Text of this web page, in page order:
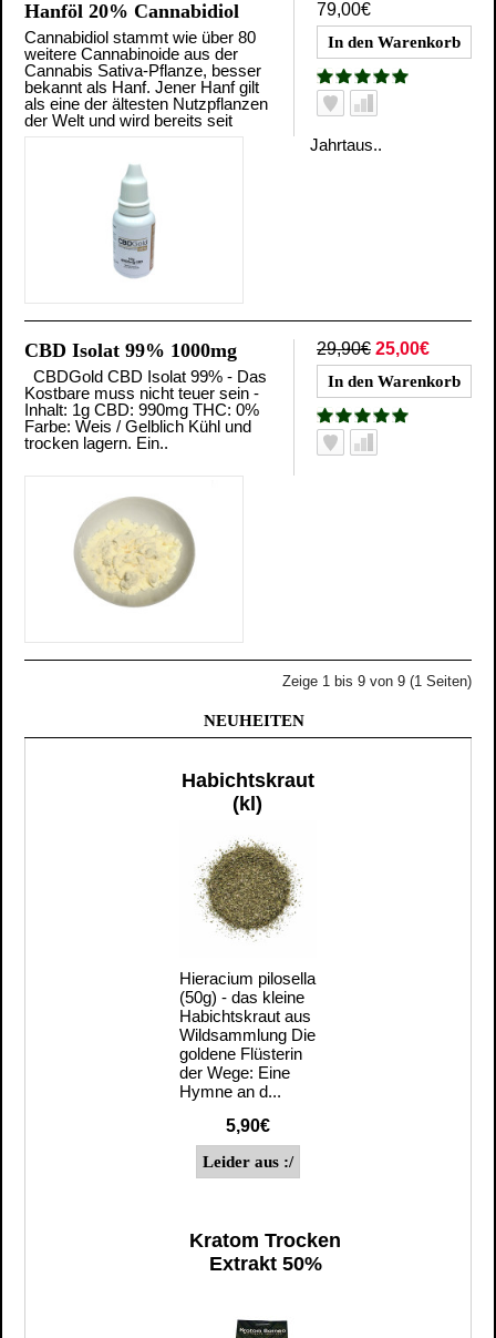
79,00€
Hanföl 20% Cannabidiol
Cannabidiol stammt wie über 80
weitere Cannabinoide aus der
Cannabis Sativa-Pflanze, besser
bekannt als Hanf. Jener Hanf gilt
als eine der ältesten Nutzpflanzen
der Welt und wird bereits seit
Jahrtaus..
29,90€ 25,00€
CBD Isolat 99% 1000mg
CBDGold CBD Isolat 99% - Das
Kostbare muss nicht teuer sein -
Inhalt: 1g CBD: 990mg THC: 0%
Farbe: Weis / Gelblich Kühl und
trocken lagern. Ein..
Zeige 1 bis 9 von 9 (1 Seiten)
NEUHEITEN
Habichtskraut
(kl)
Hieracium pilosella
(50g) - das kleine
Habichtskraut aus
Wildsammlung Die
goldene Flüsterin
der Wege: Eine
Hymne an d...
5,90€
Kratom Trocken
Extrakt 50%